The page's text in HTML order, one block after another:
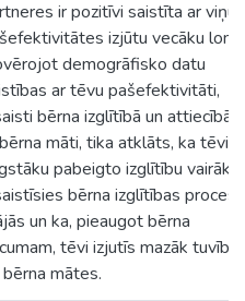
ir pozitīvi saistīta ar viņu
izjūtu vecāku
demogrāfisko datu
ar tēvu pašefektivitāti,
bērna izglītībā un attiecībām
māti, tika atklāts, ka tēvi
pabeigto izglītību vairāk
bērna izglītības procesā
un ka, pieaugot bērna
tēvi izjutīs mazāk
mātes.